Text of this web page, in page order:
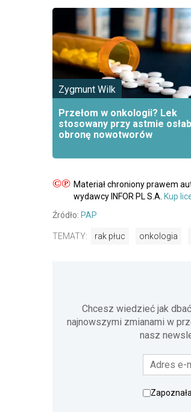
Zygmunt Wilk
Przełom w onkologii? Lek
stosowany przy astmie
obronę nowotworów
©℗ Materiał chroniony prawem
wydawcy INFOR PL S.A. Kup
Źródło: PAP
TEMATY: rak płuc onkologia
Chcesz wiedzieć jak
najnowszymi zmianami w
nasz